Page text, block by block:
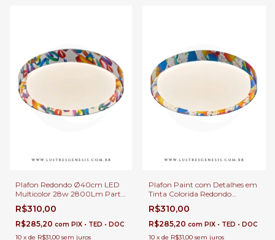
Plafon Redondo Ø40cm LED
Multicolor 28w 2800Lm Party
Colorido Confete Para Sala,
Corredor e Quarto Infantil
R$310,00
R$285,20 com PIX • TED • DOC
10 x de R$31,00 sem juros
Plafon Paint com Detalhes em
Tinta Colorida Redondo
Ø40cm LED Multicolor
2800Lm Para Corredor e
Quarto Infantil
R$310,00
R$285,20 com PIX • TED • DOC
10 x de R$31,00 sem juros